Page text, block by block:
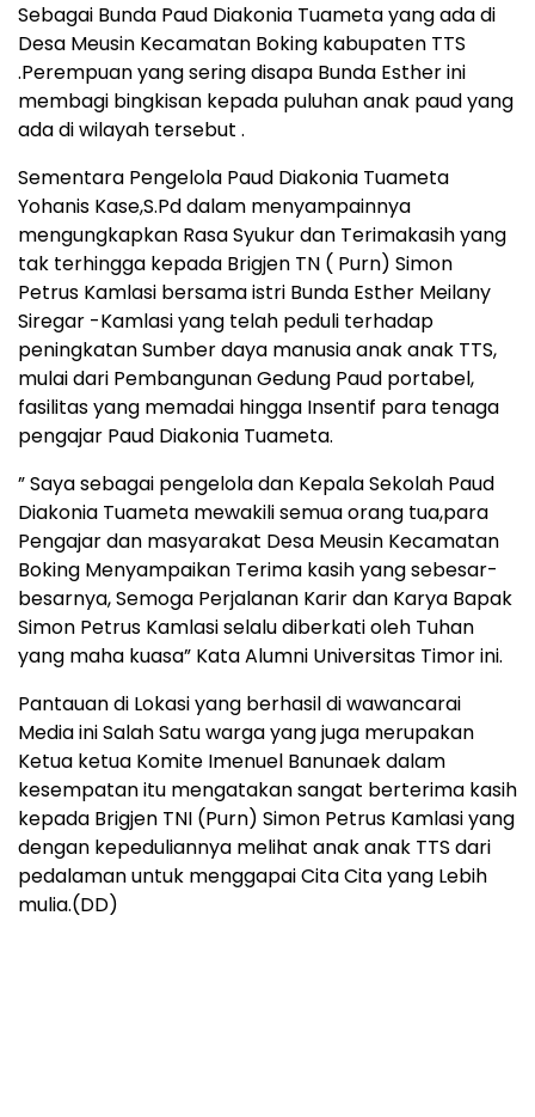
Sebagai Bunda Paud Diakonia Tuameta yang ada di
Desa Meusin Kecamatan Boking kabupaten TTS
.Perempuan yang sering disapa Bunda Esther ini
membagi bingkisan kepada puluhan anak paud yang
ada di wilayah tersebut .
Sementara Pengelola Paud Diakonia Tuameta
Yohanis Kase,S.Pd dalam menyampainnya
mengungkapkan Rasa Syukur dan Terimakasih yang
tak terhingga kepada Brigjen TN ( Purn) Simon
Petrus Kamlasi bersama istri Bunda Esther Meilany
Siregar -Kamlasi yang telah peduli terhadap
peningkatan Sumber daya manusia anak anak TTS,
mulai dari Pembangunan Gedung Paud portabel,
fasilitas yang memadai hingga Insentif para tenaga
pengajar Paud Diakonia Tuameta.
” Saya sebagai pengelola dan Kepala Sekolah Paud
Diakonia Tuameta mewakili semua orang tua,para
Pengajar dan masyarakat Desa Meusin Kecamatan
Boking Menyampaikan Terima kasih yang sebesar-
besarnya, Semoga Perjalanan Karir dan Karya Bapak
Simon Petrus Kamlasi selalu diberkati oleh Tuhan
yang maha kuasa” Kata Alumni Universitas Timor ini.
Pantauan di Lokasi yang berhasil di wawancarai
Media ini Salah Satu warga yang juga merupakan
Ketua ketua Komite Imenuel Banunaek dalam
kesempatan itu mengatakan sangat berterima kasih
kepada Brigjen TNI (Purn) Simon Petrus Kamlasi yang
dengan kepeduliannya melihat anak anak TTS dari
pedalaman untuk menggapai Cita Cita yang Lebih
mulia.(DD)